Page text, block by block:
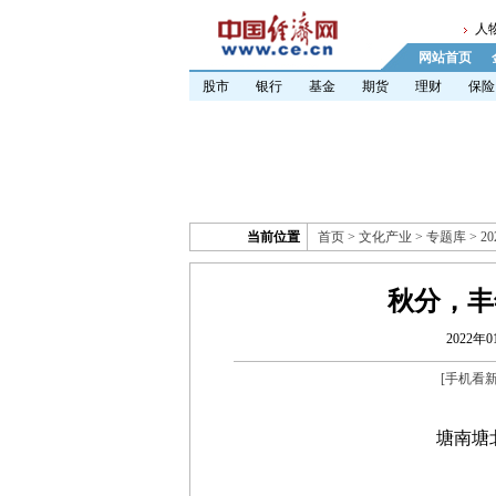
人
网站首页
股市
银行 基金 期货 理财 保险
当前位置 首页 > 文化产业 > 专题库 >
秋分，
2022年
[手机看
塘南塘北